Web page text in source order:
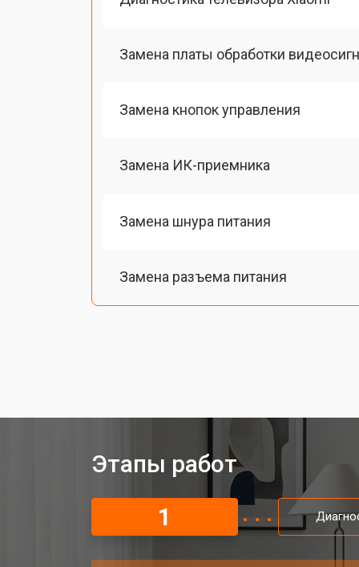
Замена платы обработки
Замена кнопок управления
Замена ИК-приемника
Замена шнура питания
Замена разъема питания
Замена USB порта
Замена HDMI порта
Этапы работ
1